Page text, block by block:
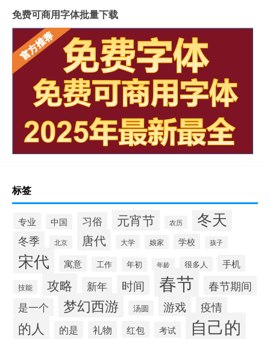
免费可商用字体批量下载
标签
专业 中国 习俗 元宵节 农历 冬天
冬季 北京 唐代 大学 娘家 学校 孩子
宋代 寓意 工作 年初 年龄 很多人 手机
技能 攻略 新年 时间 春节 春节期间
是一个 梦幻西游 汤圆 游戏 疫情
的人 的是 礼物 红包 考试 自己的